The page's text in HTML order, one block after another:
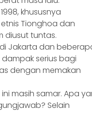
khususnya
Tionghoa dan
diusut tuntas.
Jakarta dan
dampak serius bagi
dengan memakan
masih samar. Apa
Selain